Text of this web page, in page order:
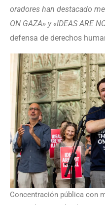
oradores han destacado
ON GAZA» y «IDEAS ARE
defensa de derechos
Concentración pública con